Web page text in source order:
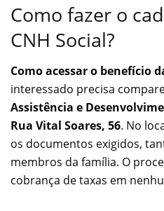
Como fazer o
CNH Social?
Como acessar o benefício
interessado precisa
Assistência e
Rua Vital Soares, 56. No
os documentos exigidos,
membros da família. O
cobrança de taxas em